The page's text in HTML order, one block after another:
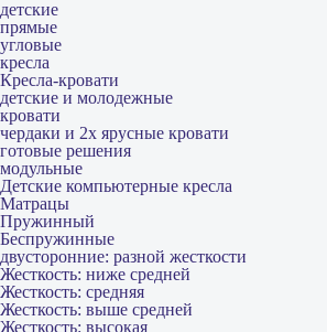
детские
прямые
угловые
кресла
Кресла-кровати
детские и молодежные
кровати
чердаки и 2х ярусные кровати
готовые решения
модульные
Детские компьютерные кресла
Матрацы
Пружинный
Беспружинные
двусторонние: разной жесткости
Жесткость: ниже средней
Жесткость: средняя
Жесткость: выше средней
Жесткость: высокая